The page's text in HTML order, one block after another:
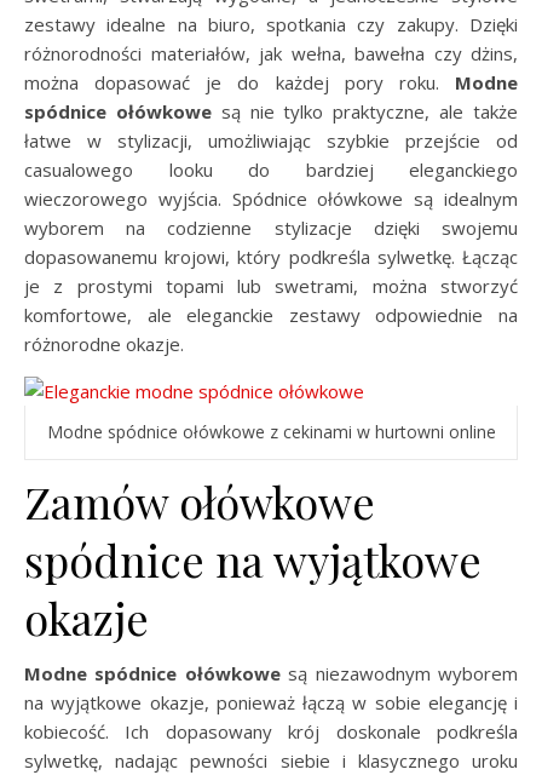
zestawy idealne na biuro, spotkania czy zakupy. Dzięki
różnorodności materiałów, jak wełna, bawełna czy dżins,
można dopasować je do każdej pory roku. Modne
spódnice ołówkowesą nie tylko praktyczne, ale także
łatwe w stylizacji, umożliwiając szybkie przejście od
casualowego looku do bardziej eleganckiego
wieczorowego wyjścia. Spódnice ołówkowe są idealnym
wyborem na codzienne stylizacje dzięki swojemu
dopasowanemu krojowi, który podkreśla sylwetkę. Łącząc
je z prostymi topami lub swetrami, można stworzyć
komfortowe, ale eleganckie zestawy odpowiednie na
różnorodne okazje.
Modne spódnice ołówkowe z cekinami w hurtowni online
Zamów ołówkowe
spódnice na wyjątkowe
okazje
Modne spódnice ołówkowesą niezawodnym wyborem
na wyjątkowe okazje, ponieważ łączą w sobie elegancję i
kobiecość. Ich dopasowany krój doskonale podkreśla
sylwetkę, nadając pewności siebie i klasycznego uroku